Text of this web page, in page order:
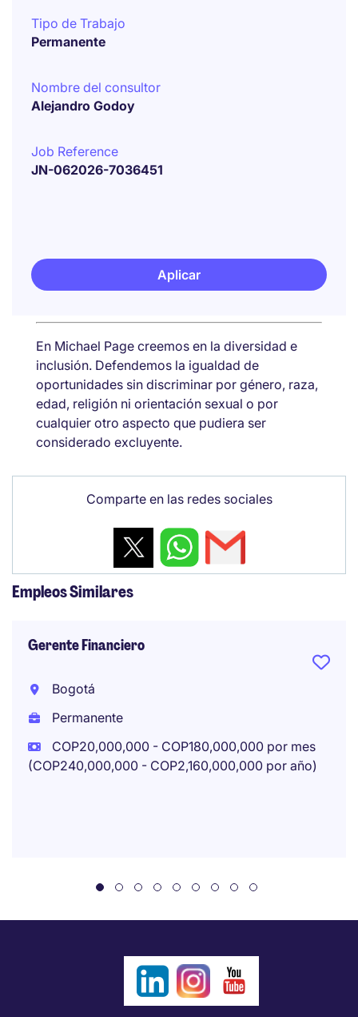
Tipo de Trabajo
Permanente
Nombre del consultor
Alejandro Godoy
Job Reference
JN-062026-7036451
Aplicar
En Michael Page creemos en la diversidad e
inclusión. Defendemos la igualdad de
oportunidades sin discriminar por género, raza,
edad, religión ni orientación sexual o por
cualquier otro aspecto que pudiera ser
considerado excluyente.
Comparte en las redes sociales
Empleos Similares
Gerente Financiero
Bogotá
Permanente
COP20,000,000 - COP180,000,000 por mes
(COP240,000,000 - COP2,160,000,000 por año)